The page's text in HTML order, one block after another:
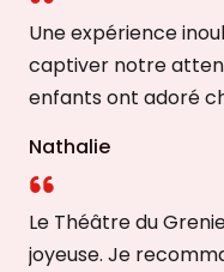
Une expérience
captiver notre
enfants ont adoré
Nathalie
Le Théâtre du
joyeuse. Je